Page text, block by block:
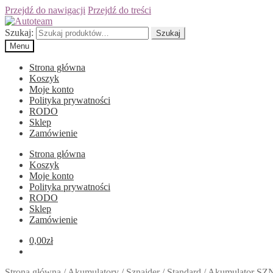
Przejdź do nawigacji Przejdź do treści
Szukaj:
Szukaj
Menu
Strona główna
Koszyk
Moje konto
Polityka prywatności
RODO
Sklep
Zamówienie
Strona główna
Koszyk
Moje konto
Polityka prywatności
RODO
Sklep
Zamówienie
0,00zł